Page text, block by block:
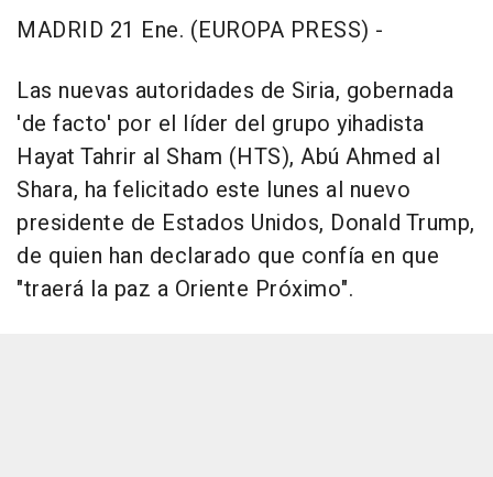
MADRID 21 Ene. (EUROPA PRESS) -
Las nuevas autoridades de Siria, gobernada
'de facto' por el líder del grupo yihadista
Hayat Tahrir al Sham (HTS), Abú Ahmed al
Shara, ha felicitado este lunes al nuevo
presidente de Estados Unidos, Donald Trump,
de quien han declarado que confía en que
"traerá la paz a Oriente Próximo".